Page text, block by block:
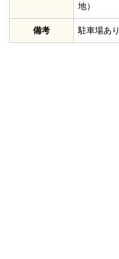
地）
備考 駐車場あり